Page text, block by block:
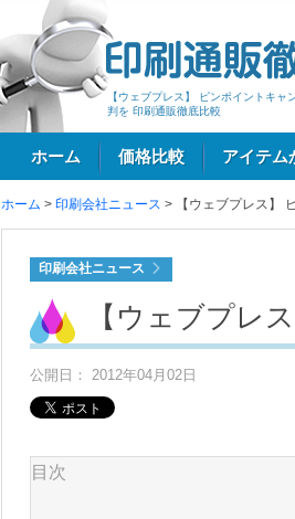
【ウェブプレス】 ピンポイントキ
判を 印刷通販徹底比較
ホーム 価格比較 アイテム
ホーム > 印刷会社ニュース > 【ウェブプレス】
印刷会社ニュース
【ウェブプレ
公開日： 2012年04月02日
目次